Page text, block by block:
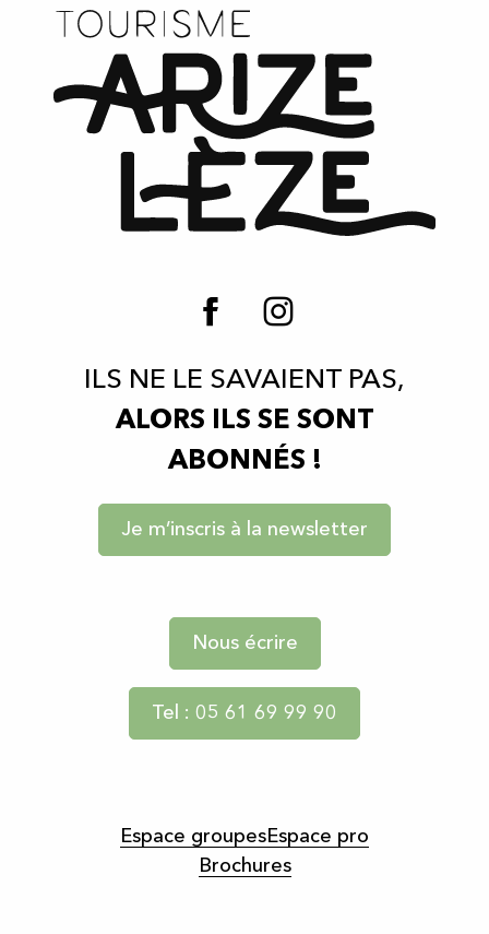
ILS NE LE SAVAIENT PAS,
ALORS ILS SE SONT
ABONNÉS !
Je m’inscris à la newsletter
Nous écrire
Tel : 05 61 69 99 90
Espace groupesEspace pro
Brochures